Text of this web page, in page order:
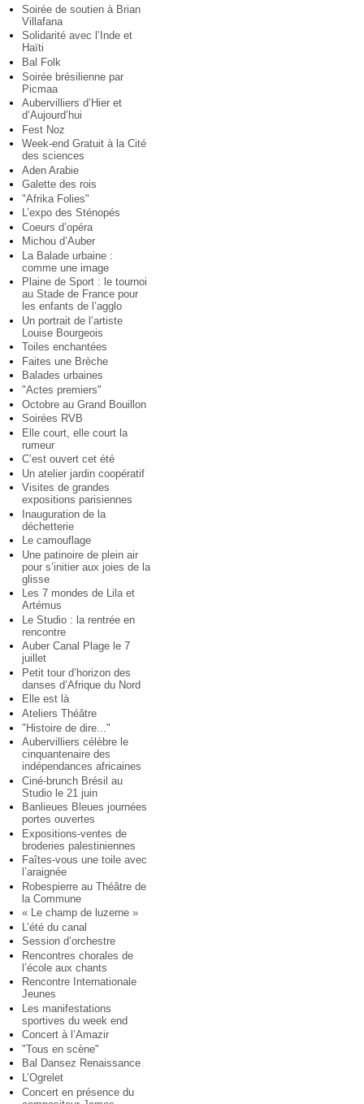
Soirée de soutien à Brian
Villafana
Solidarité avec l’Inde et
Haïti
Bal Folk
Soirée brésilienne par
Picmaa
Aubervilliers d’Hier et
d’Aujourd’hui
Fest Noz
Week-end Gratuit à la Cité
des sciences
Aden Arabie
Galette des rois
"Afrika Folies"
L’expo des Sténopés
Coeurs d’opéra
Michou d’Auber
La Balade urbaine :
comme une image
Plaine de Sport : le tournoi
au Stade de France pour
les enfants de l’agglo
Un portrait de l’artiste
Louise Bourgeois
Toiles enchantées
Faites une Brèche
Balades urbaines
"Actes premiers"
Octobre au Grand Bouillon
Soirées RVB
Elle court, elle court la
rumeur
C’est ouvert cet été
Un atelier jardin coopératif
Visites de grandes
expositions parisiennes
Inauguration de la
déchetterie
Le camouflage
Une patinoire de plein air
pour s’initier aux joies de la
glisse
Les 7 mondes de Lila et
Artémus
Le Studio : la rentrée en
rencontre
Auber Canal Plage le 7
juillet
Petit tour d’horizon des
danses d’Afrique du Nord
Elle est là
Ateliers Théâtre
"Histoire de dire..."
Aubervilliers célèbre le
cinquantenaire des
indépendances africaines
Ciné-brunch Brésil au
Studio le 21 juin
Banlieues Bleues journées
portes ouvertes
Expositions-ventes de
broderies palestiniennes
Faîtes-vous une toile avec
l’araignée
Robespierre au Théâtre de
la Commune
« Le champ de luzerne »
L’été du canal
Session d’orchestre
Rencontres chorales de
l’école aux chants
Rencontre Internationale
Jeunes
Les manifestations
sportives du week end
Concert à l’Amazir
"Tous en scène"
Bal Dansez Renaissance
L’Ogrelet
Concert en présence du